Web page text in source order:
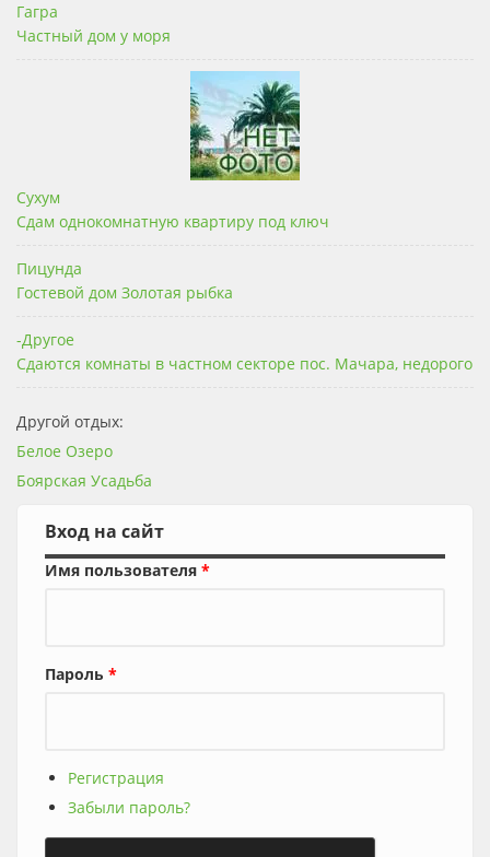
Гагра
Частный дом у моря
Сухум
Сдам однокомнатную квартиру под ключ
Пицунда
Гостевой дом Золотая рыбка
-Другое
Сдаются комнаты в частном секторе пос. Мачара, недорого
Другой отдых:
Белое Озеро
Боярская Усадьба
Вход на сайт
Имя пользователя *
Пароль *
Регистрация
Забыли пароль?